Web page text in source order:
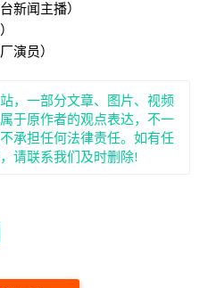
新闻主播）
演员）
，一部分文章、图片、视频
于原作者的观点表达，不一
承担任何法律责任。如有任
请联系我们及时删除!